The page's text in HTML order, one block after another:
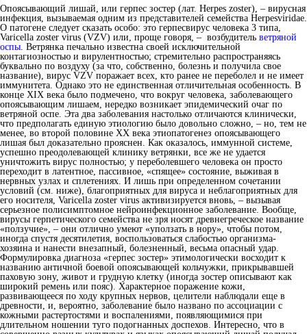
Опоясывающий лишай, или герпес зостер (лат. Herpes zoster), – вирусная
инфекция, вызываемая одним из представителей семейства Herpesviridae.
О патогене следует сказать особо: это герпесвирус человека 3 типа,
Varicella zoster virus (VZV) или, проще говоря, – возбудитель ветряной
оспы. Ветрянка печально известна своей исключительной
контагиозностью и вирулентностью; стремительно распространяясь
буквально по воздуху (за что, собственно, болезнь и получила свое
название), вирус VZV поражает всех, кто ранее не переболел и не имеет
иммунитета. Однако это не единственная отличительная особенность. В
конце ХIХ века было подмечено, что вокруг человека, заболевающего
опоясывающим лишаем, нередко возникает эпидемический очаг по
ветряной оспе. Эта два заболевания настолько отличаются клинически,
что предполагать единую этиологию было довольно сложно, – но, тем не
менее, во второй половине ХХ века этиопатогенез опоясывающего
лишая был доказательно прояснен. Как оказалось, иммунной системе,
успешно преодолевающей клинику ветрянки, все же не удается
уничтожить вирус полностью; у переболевшего человека он просто
переходит в латентное, пассивное, «спящее» состояние, выживая в
нервных узлах и сплетениях. И лишь при определенном сочетании
условий (см. ниже), благоприятных для вируса и неблагоприятных для
его носителя, Varicella zoster virus активизируется вновь, – вызывая
серьезное полисимптомное нейроинфекционное заболевание. Вообще,
вирусы герпетического семейства не зря носят древнегреческое название
«ползучие», – они отлично умеют «уползать в нору», чтобы потом,
иногда спустя десятилетия, воспользоваться слабостью организма-
хозяина и нанести внезапный, болезненный, весьма опасный удар.
Формулировка диагноза «герпес зостер» этимологически восходит к
названию античной боевой опоясывающей кольчужки, прикрывавшей
паховую зону, живот и грудную клетку (иногда зостер описывают как
широкий ремень или пояс). Характерное поражение кожи,
развивающееся по ходу крупных нервов, целители наблюдали еще в
древности, и, вероятно, заболевание было названо по ассоциации с
кожными растертостями и воспалениями, появляющимися при
длительном ношении туго подогнанных доспехов. Интересно, что в